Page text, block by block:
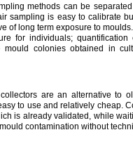
methods can be
sampling is easy to calibrate
of long term exposure to
for individuals;
mould colonies obtained in
are an alternative to
to use and relatively cheap.
is already validated, while
contamination without